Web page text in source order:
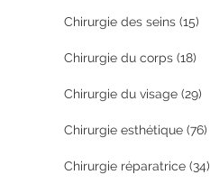
Chirurgie des seins (15)
Chirurgie du corps (18)
Chirurgie du visage (29)
Chirurgie esthétique (76)
Chirurgie réparatrice (34)